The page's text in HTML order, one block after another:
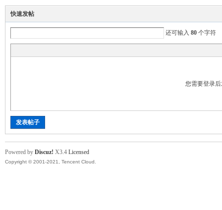
快速发帖
还可输入 80 个字符
您需要登录
发表帖子
Powered by Discuz! X3.4 Licensed
Copyright © 2001-2021, Tencent Cloud.